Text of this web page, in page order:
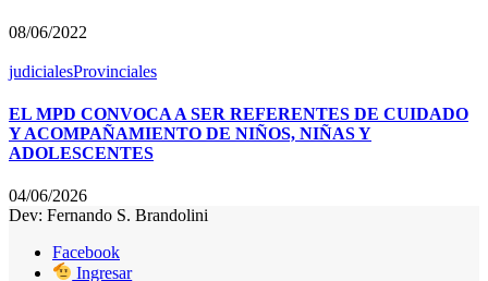
08/06/2022
judicialesProvinciales
EL MPD CONVOCA A SER REFERENTES DE CUIDADO
Y ACOMPAÑAMIENTO DE NIÑOS, NIÑAS Y
ADOLESCENTES
04/06/2026
Dev: Fernando S. Brandolini
Facebook
Ingresar